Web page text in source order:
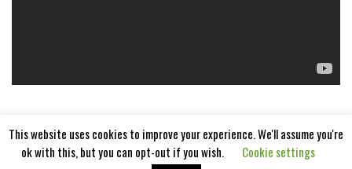
This website uses cookies to improve your experience. We'll assume you're
ok with this, but you can opt-out if you wish.
Cookie settings